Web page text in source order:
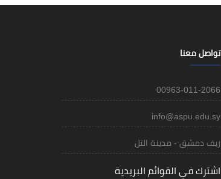
تواصل معنا
00963-011-2066
info@aspu.edu.sy
ريف دمشق - مدينة التل
اشترك في القوائم البريدية